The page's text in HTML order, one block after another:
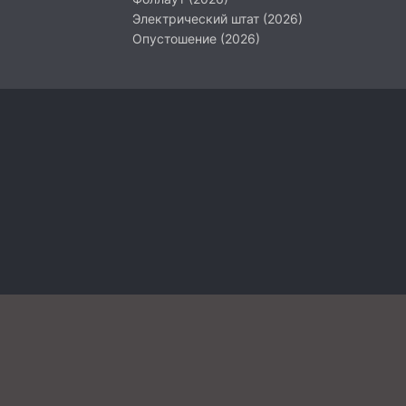
Электрический штат (2026)
Опустошение (2026)